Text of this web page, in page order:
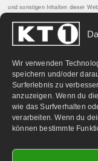
Wir verwenden
speichern und/oder
Surferlebnis zu
anzuzeigen. Wenn du
wie das Surfverhalten
verarbeiten. Wenn du
können bestimmte
und sonstigen Inhalten dieser
PARTNERLINKS: